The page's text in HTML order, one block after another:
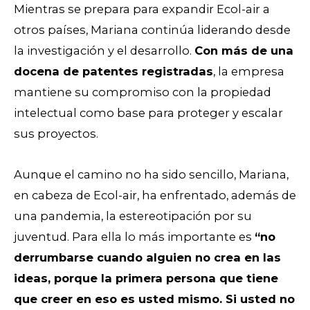
Mientras se prepara para expandir Ecol-air a
otros países, Mariana continúa liderando desde
la investigación y el desarrollo. Con más de una
docena de patentes registradas, la empresa
mantiene su compromiso con la propiedad
intelectual como base para proteger y escalar
sus proyectos.
Aunque el camino no ha sido sencillo, Mariana,
en cabeza de Ecol-air, ha enfrentado, además de
una pandemia, la estereotipación por su
juventud. Para ella lo más importante es “no
derrumbarse cuando alguien no crea en las
ideas, porque la primera persona que tiene
que creer en eso es usted mismo. Si usted no